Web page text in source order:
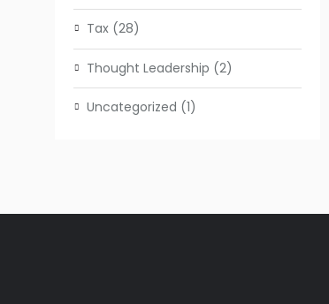
Tax (28)
Thought Leadership (2)
Uncategorized (1)